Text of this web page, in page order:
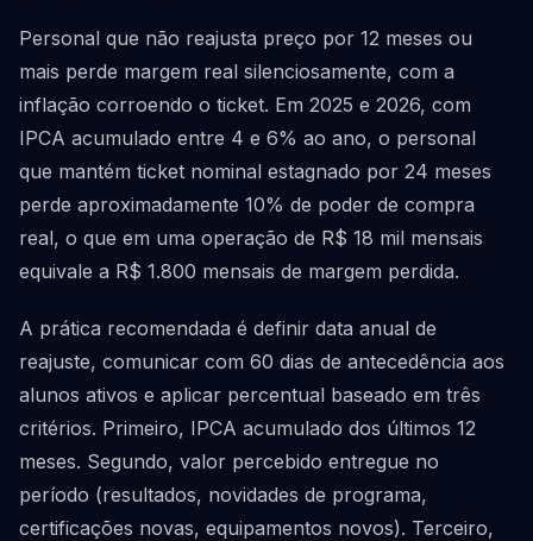
Personal que não reajusta preço por 12 meses ou
mais perde margem real silenciosamente, com a
inflação corroendo o ticket. Em 2025 e 2026, com
IPCA acumulado entre 4 e 6% ao ano, o personal
que mantém ticket nominal estagnado por 24 meses
perde aproximadamente 10% de poder de compra
real, o que em uma operação de R$ 18 mil mensais
equivale a R$ 1.800 mensais de margem perdida.
A prática recomendada é definir data anual de
reajuste, comunicar com 60 dias de antecedência aos
alunos ativos e aplicar percentual baseado em três
critérios. Primeiro, IPCA acumulado dos últimos 12
meses. Segundo, valor percebido entregue no
período (resultados, novidades de programa,
certificações novas, equipamentos novos). Terceiro,